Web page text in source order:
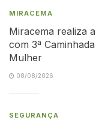
MIRACEMA
Miracema realiza
com 3ª
Mulher
08/08/2026
SEGURANÇA